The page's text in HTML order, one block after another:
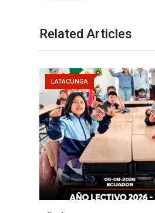
Related Articles
LATACUNGA